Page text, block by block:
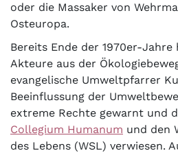
oder die Massaker von
Osteuropa.
Bereits Ende der 1970er-
Akteure aus der
evangelische Umweltpfarrer
Beeinflussung der
extreme Rechte gewarnt und
Collegium Humanum und den
des Lebens (WSL) verwiesen.